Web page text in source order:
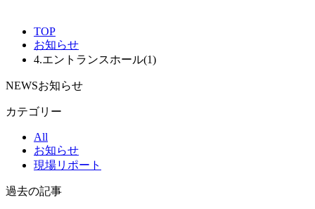
TOP
お知らせ
4.エントランスホール(1)
NEWSお知らせ
カテゴリー
All
お知らせ
現場リポート
過去の記事